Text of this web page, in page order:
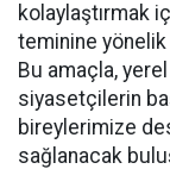
kolaylaştırmak
teminine yönelik
Bu amaçla,
siyasetçilerin
bireylerimize
sağlanacak